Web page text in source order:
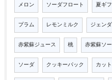
メロン ソーダフロート 夏ギ
プラム レモンミルク ジェン
赤紫蘇ジュース 桃 赤紫蘇ソ
ソーダ クッキーパック カッ